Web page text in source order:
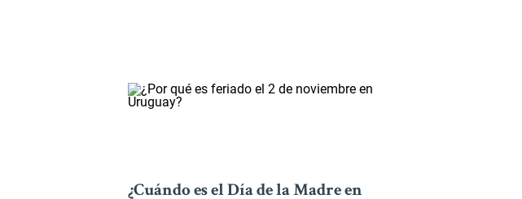
¿Cuándo es el Día de la Madre en